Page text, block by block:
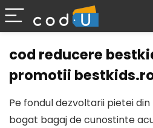
cod reducere
promotii
Pe fondul dezvoltarii pietei din
bogat bagaj de cunostinte